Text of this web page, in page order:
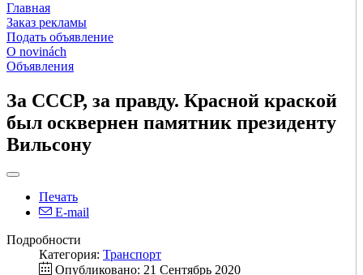
Главная
Заказ рекламы
Подать объявление
O novinách
Объявления
За СССР, за правду. Красной краской
был осквернен памятник президенту
Вильсону
Печать
E-mail
Подробности
Категория: Транспорт
Опубликовано: 21 Сентябрь 2020